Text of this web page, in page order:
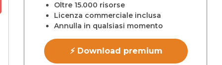
Oltre 15.000 risorse
Licenza commerciale inclusa
Annulla in qualsiasi momento
⚡ Download premium